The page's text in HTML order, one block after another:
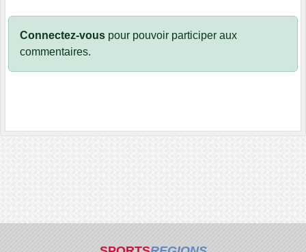
Connectez-vous pour pouvoir participer aux
commentaires.